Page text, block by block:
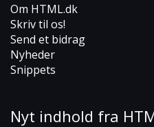
Om HTML.dk
Skriv til os!
Send et bidrag
Nyheder
Snippets
Nyt indhold fra